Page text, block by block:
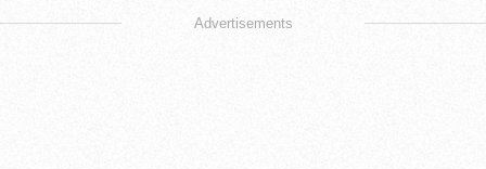
Advertisements